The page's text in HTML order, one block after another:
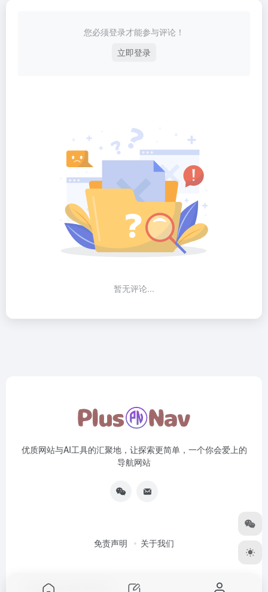
您必须登录才能参与评论！
立即登录
暂无评论...
优质网站与AI工具的汇聚地，让探索更简单，一个你会爱上的
导航网站
免责声明 关于我们
Copyright © 2026